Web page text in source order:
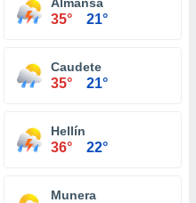
35° 21°
Caudete
35° 21°
Hellín
36° 22°
Munera